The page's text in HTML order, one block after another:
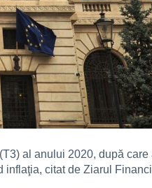
al anului 2020, după care
citat de Ziarul